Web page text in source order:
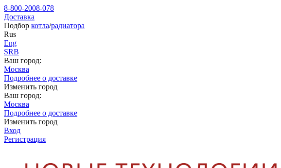
8-800-2008-078
Доставка
Подбор котла/радиатора
Rus
Eng
SRB
Ваш город:
Москва
Подробнее о доставке
Изменить город
Ваш город:
Москва
Подробнее о доставке
Изменить город
Вход
Регистрация